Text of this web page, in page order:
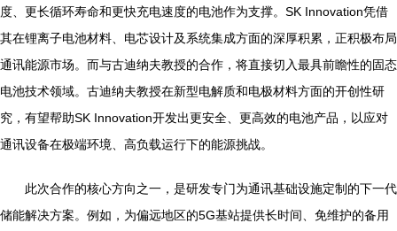
度、更长循环寿命和更快充电速度的电池作为支撑。SK Innovation凭借
其在锂离子电池材料、电芯设计及系统集成方面的深厚积累，正积极布局
通讯能源市场。而与古迪纳夫教授的合作，将直接切入最具前瞻性的固态
电池技术领域。古迪纳夫教授在新型电解质和电极材料方面的开创性研
究，有望帮助SK Innovation开发出更安全、更高效的电池产品，以应对
通讯设备在极端环境、高负载运行下的能源挑战。
此次合作的核心方向之一，是研发专门为通讯基础设施定制的下一代
储能解决方案。例如，为偏远地区的5G基站提供长时间、免维护的备用